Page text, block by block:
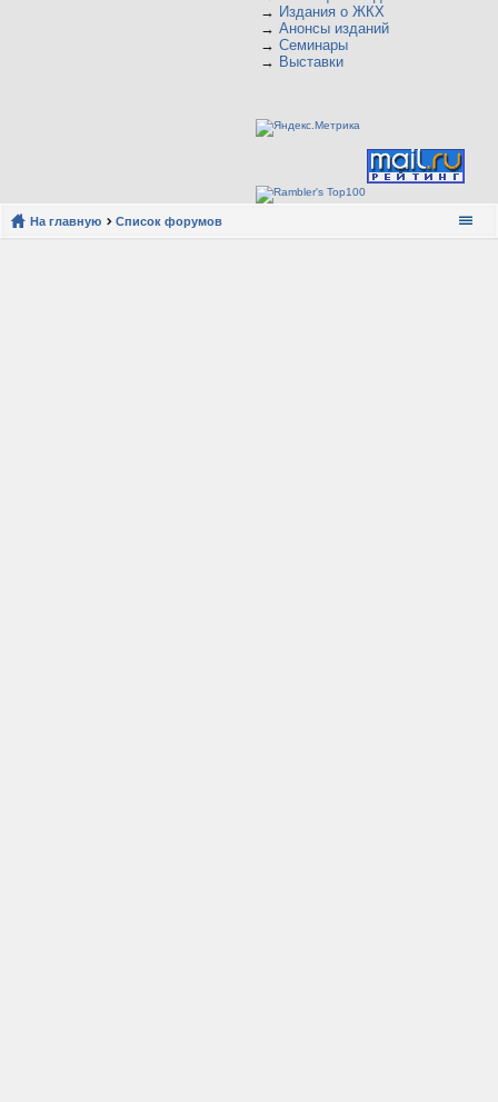
→ Издания о ЖКХ
→ Анонсы изданий
→ Семинары
→ Выставки
На главную Список форумов